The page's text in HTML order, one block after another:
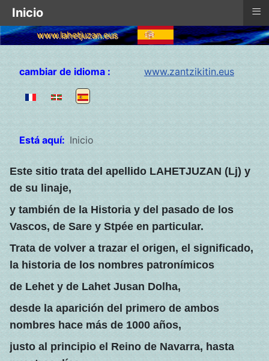
www.lahetjuzan.eus
Seleccione su idioma
cambiar de idioma : www.zantzikitin.eus
Está aquí: Inicio
Este sitio trata del apellido LAHETJUZAN (Lj) y
de su linaje,
y también de la Historia y del pasado de los
Vascos, de Sare y Stpée en particular.
Trata de volver a trazar el origen, el significado,
la historia de los nombres patronímicos
de Lehet y de Lahet Jusan Dolha,
desde la aparición del primero de ambos
nombres hace más de 1000 años,
justo al principio el Reino de Navarra, hasta
Inicio ≡